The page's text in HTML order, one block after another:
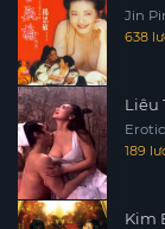
Jin
638
Liêu
189
Kim